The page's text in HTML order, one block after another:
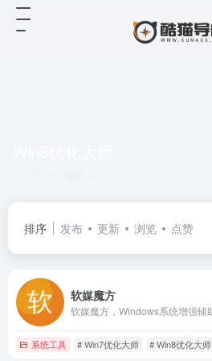
排序 发布 更新 浏览 点赞
软媒魔方
系统工具 # Win7优化大师 # Win8优化大师